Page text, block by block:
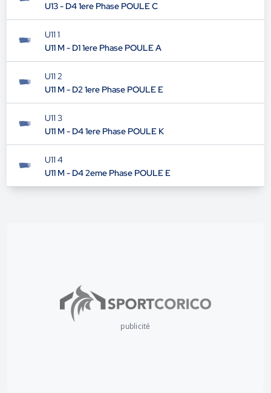
U13 - D4 1ere Phase POULE C
U11 1
U11 M - D1 1ere Phase POULE A
U11 2
U11 M - D2 1ere Phase POULE E
U11 3
U11 M - D4 1ere Phase POULE K
U11 4
U11 M - D4 2eme Phase POULE E
publicité